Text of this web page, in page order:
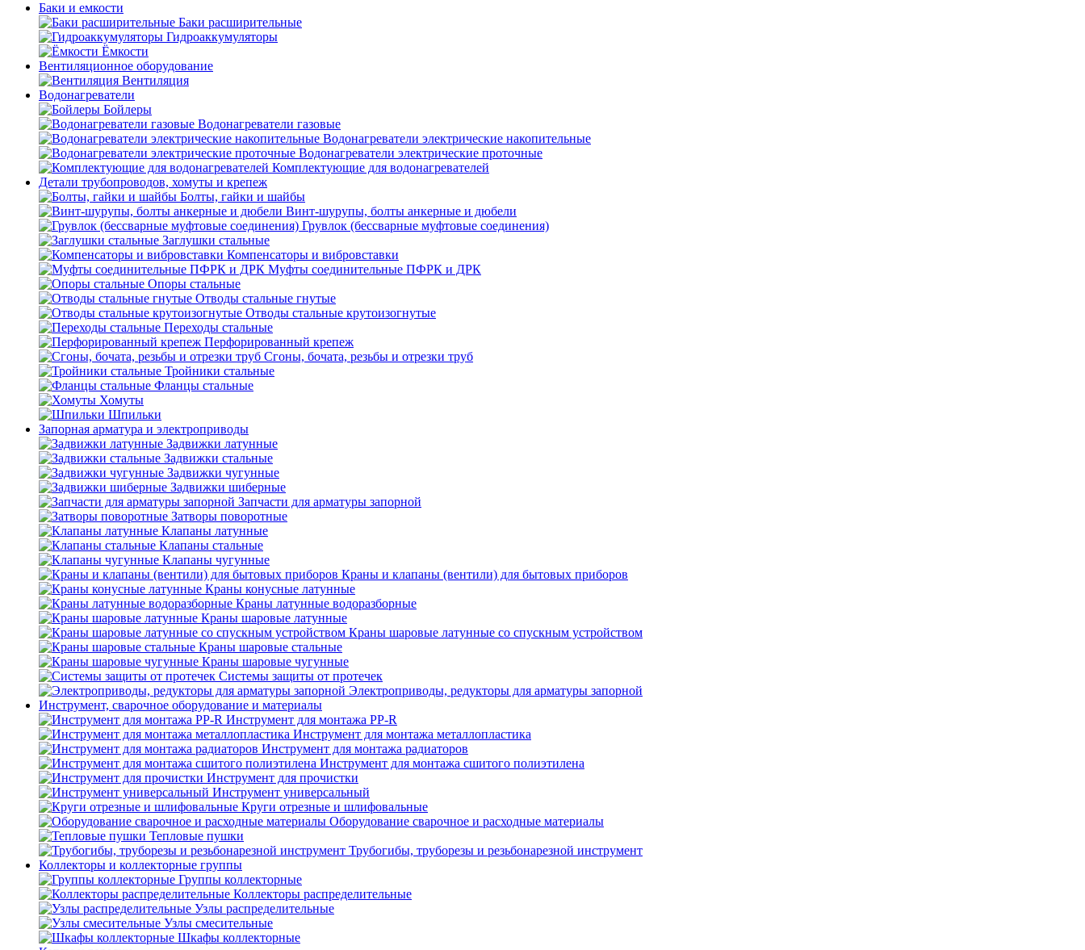
Баки и емкости
Баки расширительные
Гидроаккумуляторы
Ёмкости
Вентиляционное оборудование
Вентиляция
Водонагреватели
Бойлеры
Водонагреватели газовые
Водонагреватели электрические накопительные
Водонагреватели электрические проточные
Комплектующие для водонагревателей
Детали трубопроводов, хомуты и крепеж
Болты, гайки и шайбы
Винт-шурупы, болты анкерные и дюбели
Грувлок (бессварные муфтовые соединения)
Заглушки стальные
Компенсаторы и вибровставки
Муфты соединительные ПФРК и ДРК
Опоры стальные
Отводы стальные гнутые
Отводы стальные крутоизогнутые
Переходы стальные
Перфорированный крепеж
Сгоны, бочата, резьбы и отрезки труб
Тройники стальные
Фланцы стальные
Хомуты
Шпильки
Запорная арматура и электроприводы
Задвижки латунные
Задвижки стальные
Задвижки чугунные
Задвижки шиберные
Запчасти для арматуры запорной
Затворы поворотные
Клапаны латунные
Клапаны стальные
Клапаны чугунные
Краны и клапаны (вентили) для бытовых приборов
Краны конусные латунные
Краны латунные водоразборные
Краны шаровые латунные
Краны шаровые латунные со спускным устройством
Краны шаровые стальные
Краны шаровые чугунные
Системы защиты от протечек
Электроприводы, редукторы для арматуры запорной
Инструмент, сварочное оборудование и материалы
Инструмент для монтажа PP-R
Инструмент для монтажа металлопластика
Инструмент для монтажа радиаторов
Инструмент для монтажа сшитого полиэтилена
Инструмент для прочистки
Инструмент универсальный
Круги отрезные и шлифовальные
Оборудование сварочное и расходные материалы
Тепловые пушки
Трубогибы, труборезы и резьбонарезной инструмент
Коллекторы и коллекторные группы
Группы коллекторные
Коллекторы распределительные
Узлы распределительные
Узлы смесительные
Шкафы коллекторные